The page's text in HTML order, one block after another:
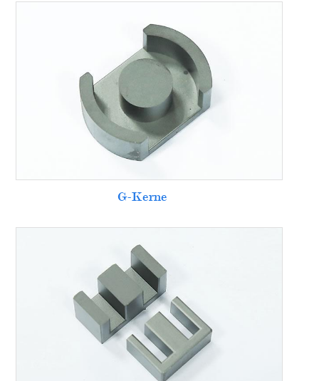
G-Kerne